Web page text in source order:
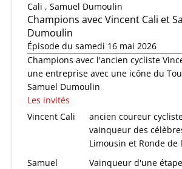
Cali , Samuel Dumoulin
Champions avec Vincent Cali et
Dumoulin
Épisode du samedi 16 mai 2026
Champions avec l'ancien cycliste
une entreprise avec une icône du
Samuel Dumoulin
Les invités
Vincent Cali
ancien coureur
vainqueur des
Limousin et Ronde de
Samuel
Vainqueur d'une